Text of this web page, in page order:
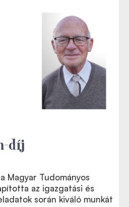
díj
Magyar Tudományos
az igazgatási és
során kiváló munkát